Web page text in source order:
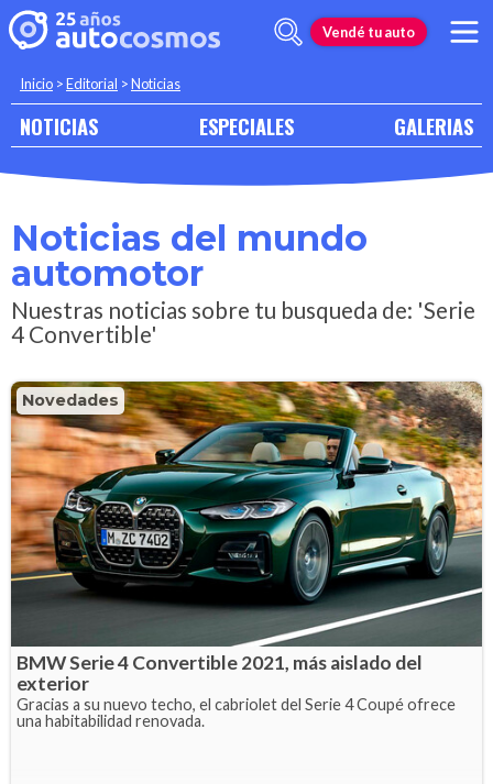
Vendé tu auto
Inicio >Editorial >Noticias
NOTICIAS ESPECIALES GALERIAS
Noticias del mundo
automotor
Nuestras noticias sobre tu busqueda de: 'Serie
4 Convertible'
Novedades
BMW Serie 4 Convertible 2021, más aislado del
exterior
Gracias a su nuevo techo, el cabriolet del Serie 4 Coupé ofrece
una habitabilidad renovada.